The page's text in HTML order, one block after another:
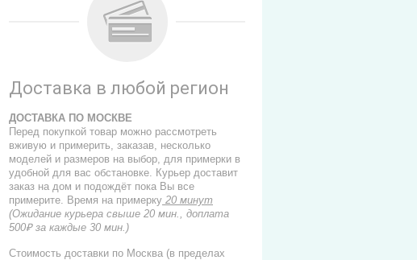
Доставка в любой регион
ДОСТАВКА ПО МОСКВЕ
Перед покупкой товар можно рассмотреть
вживую и примерить, заказав, несколько
моделей и размеров на выбор, для примерки в
удобной для вас обстановке. Курьер доставит
заказ на дом и подождёт пока Вы все
примерите. Время на примерку 20 минут
(Ожидание курьера свыше 20 мин., доплата
500₽ за каждые 30 мин.)
Стоимость доставки по Москва (в пределах